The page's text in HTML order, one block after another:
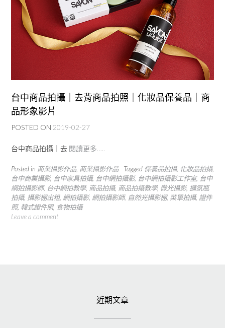
台中商品拍攝｜去背商品拍照｜化妝品保養品｜商
品形象影片
POSTED ON 2019-02-27
台中商品拍攝｜去 閱讀更多…..
Posted in 商業攝影作品, 商業攝影作品 Tagged 保養品拍攝, 化妝品拍攝,
台中商業攝影, 台中家具拍攝, 台中網拍攝影, 台中網拍攝影工作室, 台中
網拍攝影師, 台中網拍教學, 商品拍攝, 商品拍攝教學, 微光攝影, 擴氛瓶
拍攝, 攝影棚出租, 網拍攝影, 網拍攝影師, 自然光攝影棚, 菜單拍攝, 證件
照, 韓式證件照, 食物拍攝
Leave a comment
近期文章